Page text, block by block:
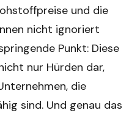
und die
nicht ignoriert
Punkt: Diese
nur Hürden dar,
die
sind. Und genau das